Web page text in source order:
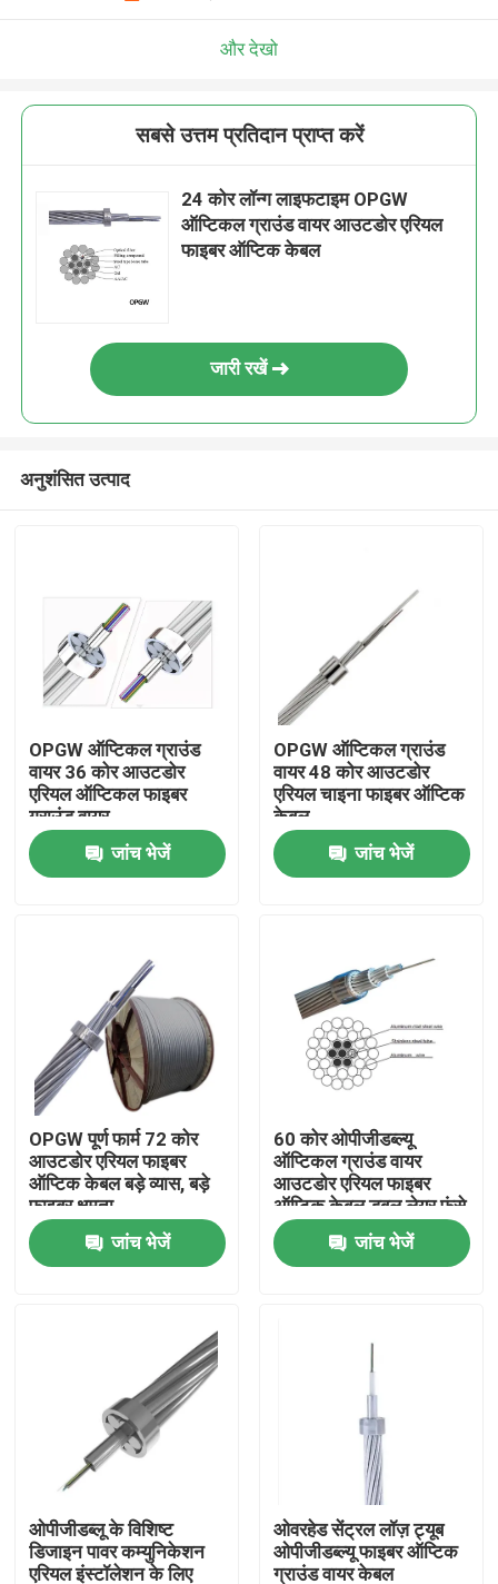
हमारे बारे में
कारखाना भ्रमण
गुणवत्ता नियंत्रण
एक उद्धरण की विनती करे
आउटडोर फाइबर ऑप्टिक केबल
फाइबर ऑप्टिक केबल
और देखो
सबसे उत्तम प्रतिदान प्राप्त करें
24 कोर लॉन्ग लाइफटाइम OPGW
ऑप्टिकल ग्राउंड वायर आउटडोर एरियल
फाइबर ऑप्टिक केबल
जारी रखें
अनुशंसित उत्पाद
OPGW ऑप्टिकल ग्राउंड
वायर 36 कोर आउटडोर
एरियल ऑप्टिकल फाइबर
ग्राउंड वायर
जांच भेजें
OPGW ऑप्टिकल ग्राउंड
वायर 48 कोर आउटडोर
एरियल चाइना फाइबर ऑप्टिक
केबल
जांच भेजें
OPGW पूर्ण फार्म 72 कोर
आउटडोर एरियल फाइबर
ऑप्टिक केबल बड़े व्यास, बड़े
फाइबर क्षमता
जांच भेजें
60 कोर ओपीजीडब्ल्यू
ऑप्टिकल ग्राउंड वायर
आउटडोर एरियल फाइबर
ऑप्टिक केबल डबल लेयर फंसे
ओपीजीडब्ल्यू
जांच भेजें
ओपीजीडब्लू के विशिष्ट
डिजाइन पावर कम्युनिकेशन
एरियल इंस्टॉलेशन के लिए
ओवरहेड सेंट्रल लॉज़ ट्यूब
ओपीजीडब्ल्यू फाइबर ऑप्टिक
ग्राउंड वायर केबल